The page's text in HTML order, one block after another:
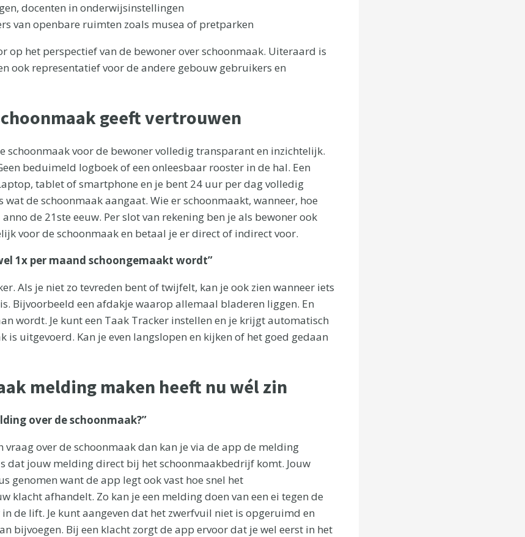
docenten in onderwijsinstellingen
van openbare ruimten zoals musea of pretparken
op het perspectief van de bewoner over schoonmaak. Uiteraard is
ook representatief voor de andere gebouw gebruikers en
geeft vertrouwen
schoonmaak voor de bewoner volledig transparant en inzichtelijk.
beduimeld logboek of een onleesbaar rooster in de hal. Een
tablet of smartphone en je bent 24 uur per dag volledig
wat de schoonmaak aangaat. Wie er schoonmaakt, wanneer, hoe
de 21ste eeuw. Per slot van rekening ben je als bewoner ook
voor de schoonmaak en betaal je er direct of indirect voor.
1x per maand schoongemaakt wordt”
Als je niet zo tevreden bent of twijfelt, kan je ook zien wanneer iets
Bijvoorbeeld een afdakje waarop allemaal bladeren liggen. En
wordt. Je kunt een Taak Tracker instellen en je krijgt automatisch
is uitgevoerd. Kan je even langslopen en kijken of het goed gedaan
melding maken heeft nu wél zin
over de schoonmaak?”
vraag over de schoonmaak dan kan je via de app de melding
dat jouw melding direct bij het schoonmaakbedrijf komt. Jouw
genomen want de app legt ook vast hoe snel het
klacht afhandelt. Zo kan je een melding doen van een ei tegen de
de lift. Je kunt aangeven dat het zwerfvuil niet is opgeruimd en
bijvoegen. Bij een klacht zorgt de app ervoor dat je wel eerst in het